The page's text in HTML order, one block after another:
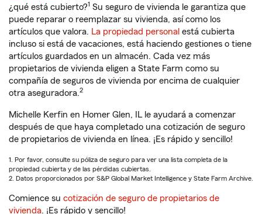
¿qué está cubierto?1 Su seguro de vivienda le garantiza que
puede reparar o reemplazar su vivienda, así como los
artículos que valora. La propiedad personal está cubierta
incluso si está de vacaciones, está haciendo gestiones o tiene
artículos guardados en un almacén. Cada vez más
propietarios de vivienda eligen a State Farm como su
compañía de seguros de vivienda por encima de cualquier
otra aseguradora.2
Michelle Kerfin en Homer Glen, IL le ayudará a comenzar
después de que haya completado una cotización de seguro
de propietarios de vivienda en línea. ¡Es rápido y sencillo!
1. Por favor, consulte su póliza de seguro para ver una lista completa de la
propiedad cubierta y de las pérdidas cubiertas.
2. Datos proporcionados por S&P Global Market Intelligence y State Farm Archive.
Comience su cotización de seguro de propietarios de
vivienda. ¡Es rápido y sencillo!